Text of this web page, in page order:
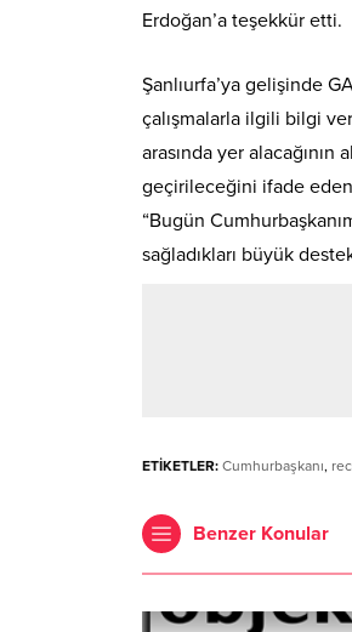
Erdoğan’a teşekkür etti.
Şanlıurfa’ya gelişinde
çalışmalarla ilgili bilgi
arasında yer alacağının
geçirileceğini ifade eden
“Bugün
sağladıkları büyük
ETİKETLER: Cumhurbaşkanı,
Benzer Konular